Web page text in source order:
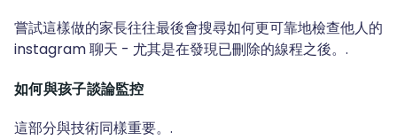
嘗試這樣做的家長往往最後會搜尋如何更可靠地檢查他人的
instagram 聊天 - 尤其是在發現已刪除的線程之後。.
如何與孩子談論監控
這部分與技術同樣重要。.